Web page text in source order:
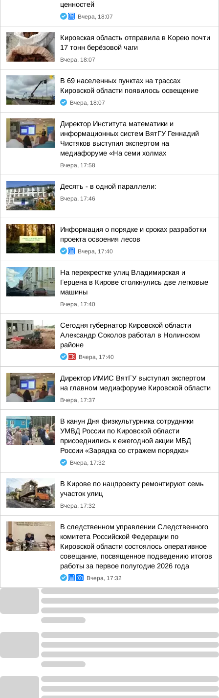
ценностей
Вчера, 18:07
Кировская область отправила в Корею почти
17 тонн берёзовой чаги
Вчера, 18:07
В 69 населенных пунктах на трассах
Кировской области появилось освещение
Вчера, 18:07
Директор Института математики и
информационных систем ВятГУ Геннадий
Чистяков выступил экспертом на
медиафоруме «На семи холмах
Вчера, 17:58
Десять - в одной параллели:
Вчера, 17:46
Информация о порядке и сроках разработки
проекта освоения лесов
Вчера, 17:40
На перекрестке улиц Владимирская и
Герцена в Кирове столкнулись две легковые
машины
Вчера, 17:40
Сегодня губернатор Кировской области
Александр Соколов работал в Нолинском
районе
Вчера, 17:40
Директор ИМИС ВятГУ выступил экспертом
на главном медиафоруме Кировской области
Вчера, 17:37
В канун Дня физкультурника сотрудники
УМВД России по Кировской области
присоеднились к ежегодной акции МВД
России «Зарядка со стражем порядка»
Вчера, 17:32
В Кирове по нацпроекту ремонтируют семь
участок улиц
Вчера, 17:32
В следственном управлении Следственного
комитета Российской Федерации по
Кировской области состоялось оперативное
совещание, посвященное подведению итогов
работы за первое полугодие 2026 года
Вчера, 17:32